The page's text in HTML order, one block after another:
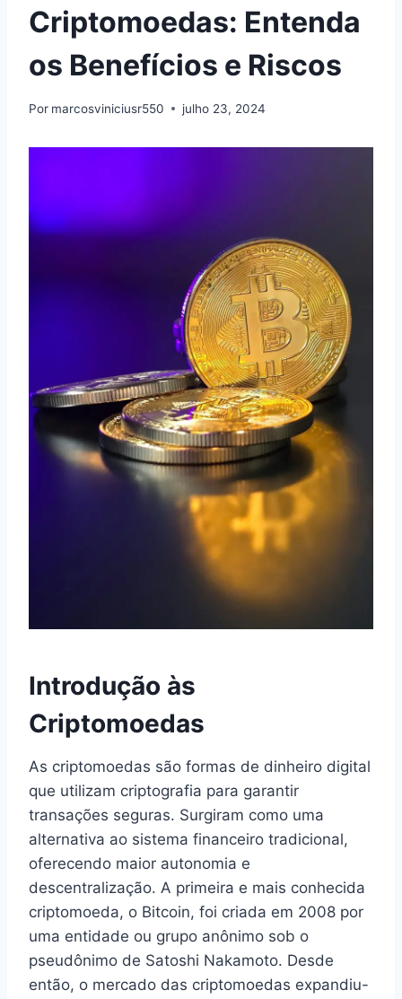
Criptomoedas: Entenda
os Benefícios e Riscos
Por marcosviniciusr550 julho 23, 2024
Introdução às
Criptomoedas
As criptomoedas são formas de dinheiro digital
que utilizam criptografia para garantir
transações seguras. Surgiram como uma
alternativa ao sistema financeiro tradicional,
oferecendo maior autonomia e
descentralização. A primeira e mais conhecida
criptomoeda, o Bitcoin, foi criada em 2008 por
uma entidade ou grupo anônimo sob o
pseudônimo de Satoshi Nakamoto. Desde
então, o mercado das criptomoedas expandiu-